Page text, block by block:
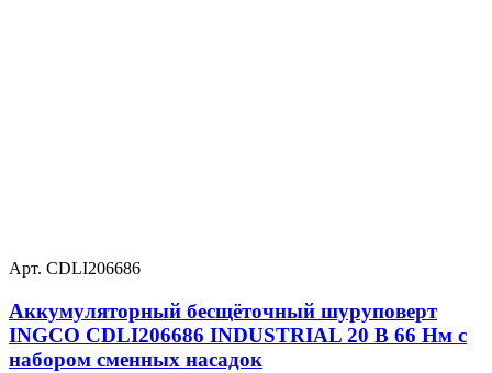
Арт. CDLI206686
Аккумуляторный бесщёточный шуруповерт
INGCO CDLI206686 INDUSTRIAL 20 В 66 Нм с
набором сменных насадок